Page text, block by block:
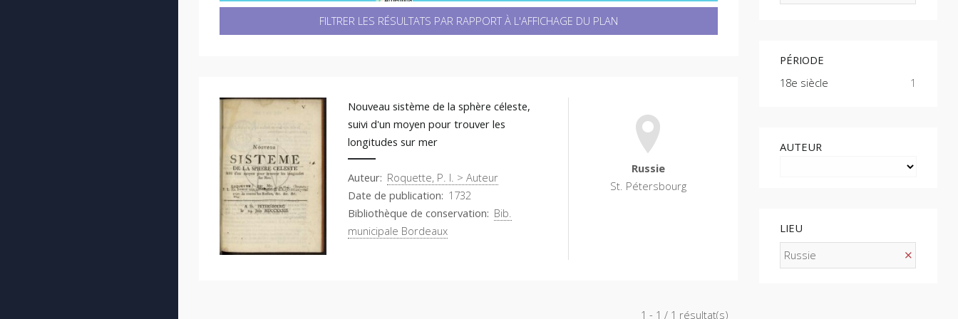
FILTRER LES RÉSULTATS PAR RAPPORT À L'AFFICHAGE DU PLAN
Nouveau sistème de la sphère céleste,
suivi d'un moyen pour trouver les
longitudes sur mer
Auteur Roquette, P. I. > Auteur
Date de publication 1732
Bibliothèque de conservation Bib.
municipale Bordeaux
Russie
St. Pétersbourg
1 - 1 / 1 résultat(s)
PÉRIODE
18e siècle
1
AUTEUR
LIEU
Russie